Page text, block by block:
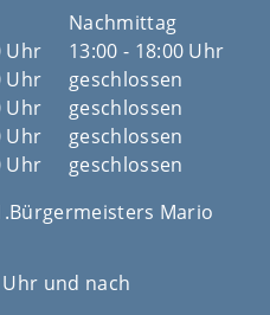
Nachmittag
Uhr
13:00 - 18:00 Uhr
Uhr
geschlossen
Uhr
geschlossen
Uhr
geschlossen
Uhr
geschlossen
Mario
und nach